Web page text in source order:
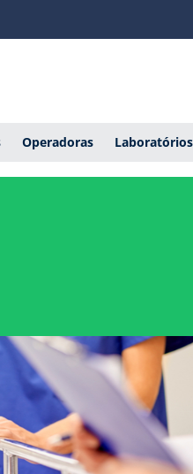
Operadoras Laboratórios